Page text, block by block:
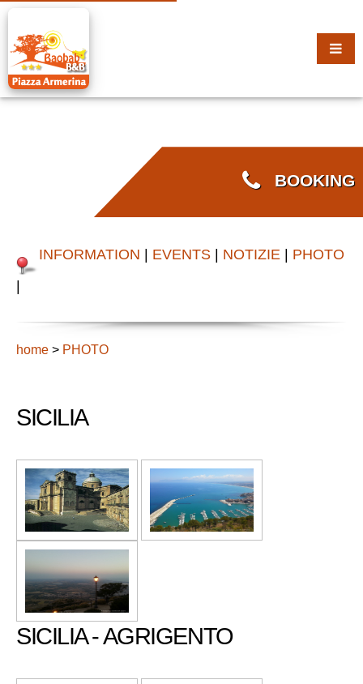
BOOKING
INFORMATION | EVENTS | NOTIZIE | PHOTO
home > PHOTO
SICILIA
SICILIA - AGRIGENTO